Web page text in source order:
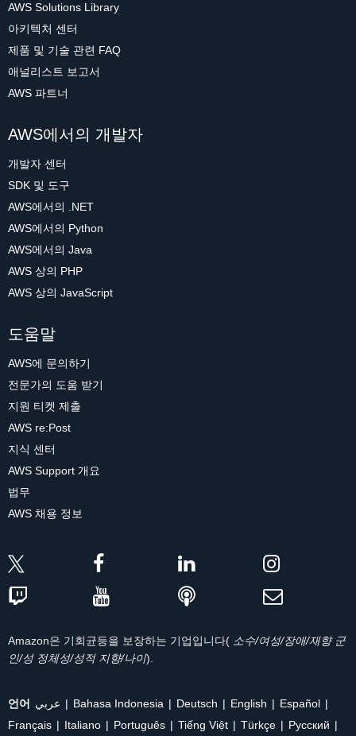
AWS Solutions Library
아키텍처 센터
제품 및 기술 관련 FAQ
애널리스트 보고서
AWS 파트너
AWS에서의 개발자
개발자 센터
SDK 및 도구
AWS에서의 .NET
AWS에서의 Python
AWS에서의 Java
AWS 상의 PHP
AWS 상의 JavaScript
도움말
AWS에 문의하기
전문가의 도움 받기
지원 티켓 제출
AWS re:Post
지식 센터
AWS Support 개요
법무
AWS 채용 정보
Amazon은 기회균등을 보장하는 기업입니다( 소수/여성/장애/재향 군
인/성 정체성/성적 지향/나이).
언어 عربي Bahasa Indonesia Deutsch English
Español
Français
Italiano Português Tiếng Việt Türkçe Ρусский